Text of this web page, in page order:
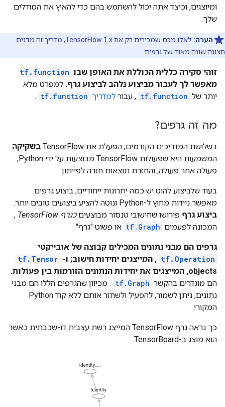
ומיוצגים, וכיצד אתה יכול להשתמש בהם כדי להאיץ את המודלים
שלך.
הערה:
לאלו מכם שמכירים רק את TensorFlow 1.x, מדריך זה מדגים
תצוגה שונה מאוד של גרפים.
זוהי סקירה כללית הכוללת את האופן שבו tf.function
מאפשר לך לעבור מביצוע נלהב לביצוע גרף. למפרט מלא
יותר של tf.function , עבור למדריך tf.function
.
מה זה גרפים?
בשלושת המדריכים הקודמים, הפעלת את TensorFlow בשקיקה .
המשמעות היא שפעולות TensorFlow מבוצעות על ידי Python,
פעולה אחר פעולה, והחזרת תוצאות חזרה לפייתון.
בעוד שלביצוע להוט יש כמה יתרונות ייחודיים, ביצוע גרפים
מאפשר ניידות מחוץ ל-Python ונוטה להציע ביצועים טובים יותר.
ביצוע גרף פירושו שחישובי טנסור מבוצעיםכגרף TensorFlow
,
המכונה לפעמים tf.Graph או פשוט "גרף".
גרפים הם מבני נתונים המכילים קבוצה של אובייקטי
tf.Operation , המייצגים יחידות חישוב; ו- tf.Tensor
objects, המייצגים את יחידות הנתונים הזורמות בין פעולות.
הם מוגדרים בהקשר tf.Graph . מכיוון שהגרפים הללו הם מבני
נתונים, ניתן לשמור, להפעיל ולשחזר אותם ללא קוד Python
המקורי.
כך נראה גרף TensorFlow המייצג רשת עצבית דו-שכבתית כאשר
הוא מוצג ב-TensorBoard.